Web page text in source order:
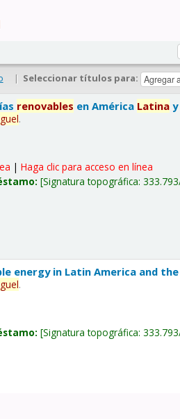
| Seleccionar títulos para:
renovables en América Latina
.
|Haga clic para acceso en línea
Signatura topográfica:
energy in Latin America and the
.
Signatura topográfica: